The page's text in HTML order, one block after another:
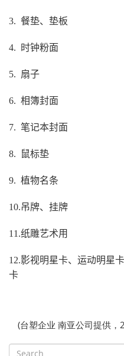
3. 餐垫、垫板
4. 时钟粉面
5. 扇子
6. 相簿封面
7. 笔记本封面
8. 鼠标垫
9. 植物名条
10.吊牌、挂牌
11.纸雕艺术用
12.影视明星卡、运动明星
卡
(台塑企业 南亚公司提供